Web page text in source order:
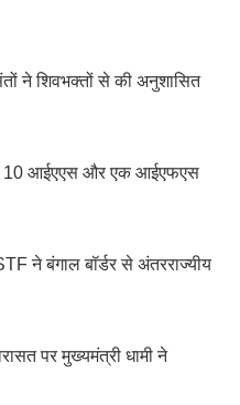
ने शिवभक्तों से की अनुशासित
10 आईएएस और एक आईएफएस
ने बंगाल बॉर्डर से अंतरराज्यीय
पर मुख्यमंत्री धामी ने